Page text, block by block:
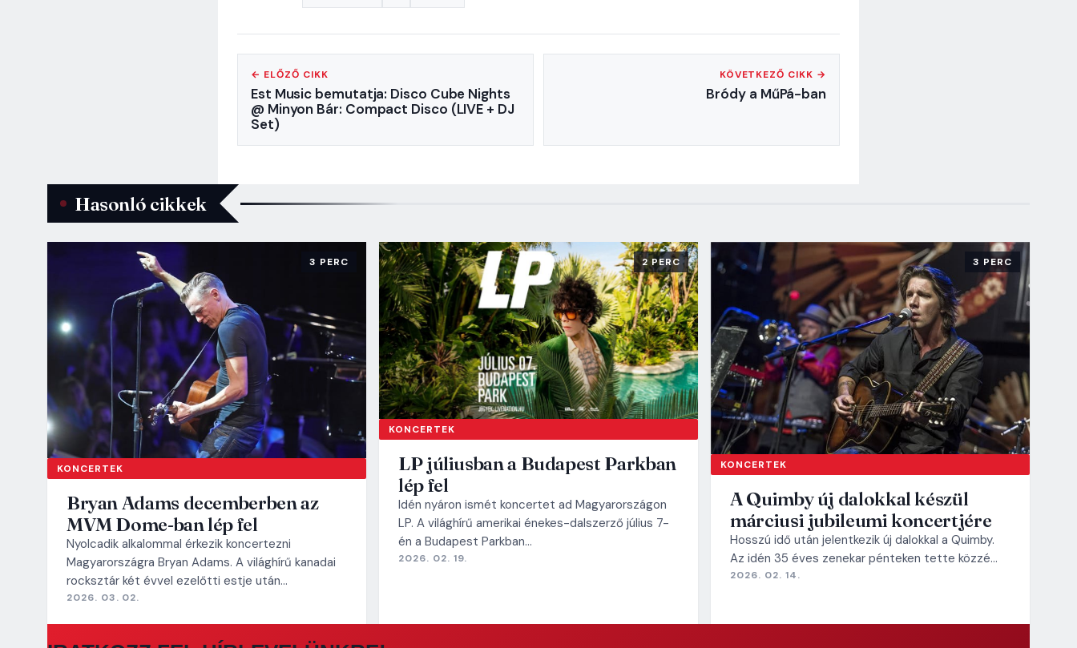
← ELŐZŐ CIKK
Est Music bemutatja: Disco Cube Nights
@ Minyon Bár: Compact Disco (LIVE + DJ
Set)
KÖVETKEZŐ CIKK →
Bródy a MűPá-ban
Hasonló cikkek
KONCERTEK
3 PERC
Bryan Adams decemberben az
MVM Dome-ban lép fel
Nyolcadik alkalommal érkezik koncertezni
Magyarországra Bryan Adams. A világhírű kanadai
rocksztár két évvel ezelőtti estje után…
2026. 03. 02.
KONCERTEK
2 PERC
LP júliusban a Budapest Parkban
lép fel
Idén nyáron ismét koncertet ad Magyarországon
LP. A világhírű amerikai énekes-dalszerző július 7-
én a Budapest Parkban…
2026. 02. 19.
KONCERTEK
3 PERC
A Quimby új dalokkal készül
márciusi jubileumi koncertjére
Hosszú idő után jelentkezik új dalokkal a Quimby.
Az idén 35 éves zenekar pénteken tette közzé…
2026. 02. 14.